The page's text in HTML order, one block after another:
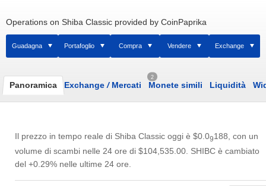
Operations on Shiba Classic provided by CoinPaprika
Guadagna Portafoglio Compra Vendere Exchange
Panoramica Exchange /Mercati
2
Monete simili Liquidità
Il prezzo in tempo reale di Shiba Classic oggi è $0.09188 , con un
volume di scambi nelle 24 ore di $104,535.00 . SHIBC è cambiato
del +0.29% nelle ultime 24 ore.